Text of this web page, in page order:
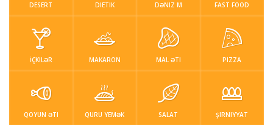
Giriş / Qeydiyat
DESERT DIETIK DƏNIZ M FAST FOOD
İÇKILƏR MAKARON MAL ƏTI PIZZA
QOYUN ƏTI QURU YEMƏK SALAT ŞIRNIYYAT